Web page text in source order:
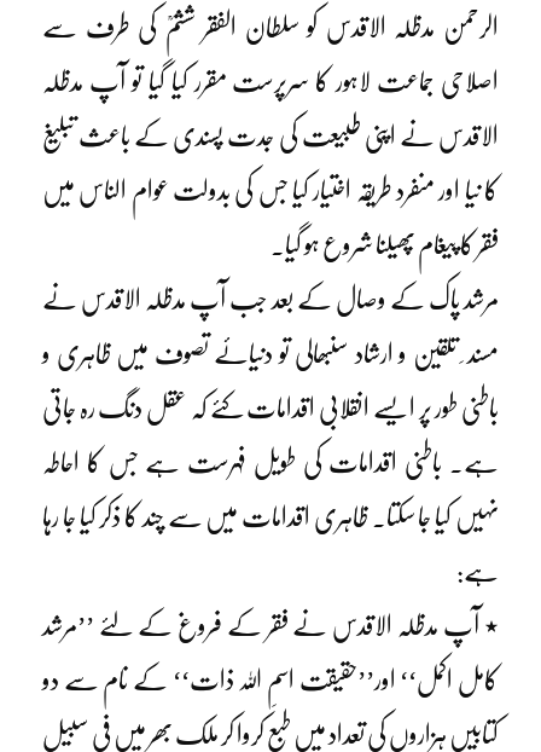
الرحمن مدظلہ الاقدس کو سلطان الفقر ششمؒ کی طرف سے
اصلاحی جماعت لاہور کا سرپرست مقرر کیا گیا تو آپ مدظلہ
الاقدس نے اپنی طبیعت کی جدت پسندی کے باعث تبلیغ
کا نیا اور منفرد طریقہ اختیار کیا جس کی بدولت عوام الناس میں
فقر کا پیغام پھیلنا شروع ہو گیا۔
مرشد پاک کے وصال کے بعد جب آپ مدظلہ الاقدس نے
مسند ِ تلقین و ارشاد سنبھالی تو دنیائے تصوف میں ظاہری و
باطنی طور پر ایسے انقلابی اقدامات کئے کہ عقل دنگ رہ جاتی
ہے۔ باطنی اقدامات کی طویل فہرست ہے جس کا احاطہ
نہیں کیا جا سکتا۔ ظاہری اقدامات میں سے چند کا ذکر کیا جا رہا
ہے:
٭ آپ مدظلہ الاقدس نے فقر کے فروغ کے لئے ’’مرشد
کامل اکمل‘‘ اور’’حقیقت اسمِ اللہ ذات‘‘ کے نام سے دو
کتابیں ہزاروں کی تعداد میں طبع کروا کر ملک بھر میں فی سبیل